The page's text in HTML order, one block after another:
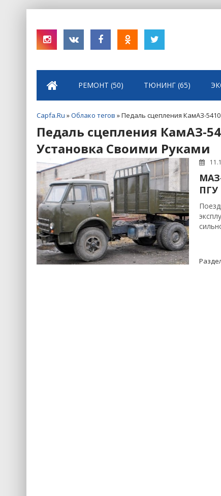
РЕМОНТ (50) ТЮНИНГ (65)
Capfa.Ru »Облако тегов » Педаль сцепления КамАЗ-5410
Педаль сцепления КамАЗ-
Установка Своими Руками
ПГУ